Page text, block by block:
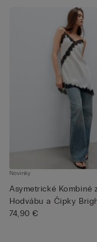
Novinky
Asymetrické Kombiné
Hodvábu a Čipky
You...
74,90 €